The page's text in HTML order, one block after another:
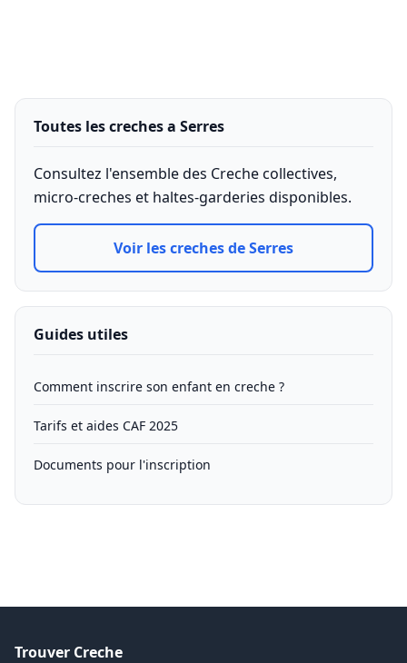
Toutes les creches a Serres
Consultez l'ensemble des Creche collectives,
micro-creches et haltes-garderies disponibles.
Voir les creches de Serres
Guides utiles
Comment inscrire son enfant en creche ?
Tarifs et aides CAF 2025
Documents pour l'inscription
Trouver Creche